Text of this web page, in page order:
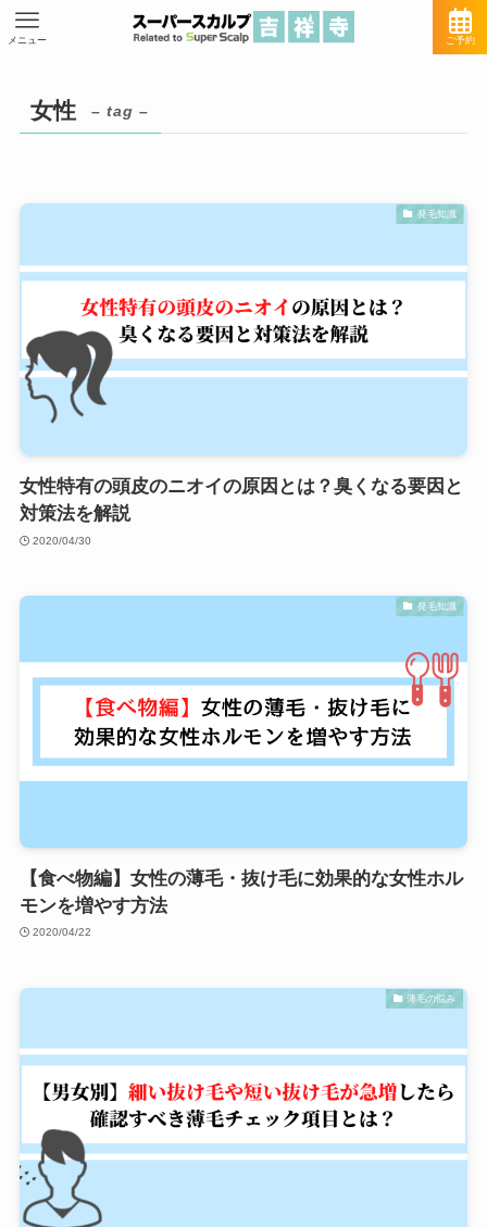
ご予約
メニュー
女性 – tag –
発毛知識
女性特有の頭皮のニオイの原因とは？臭くなる要因と
対策法を解説
2020/04/30
発毛知識
【食べ物編】女性の薄毛・抜け毛に効果的な女性ホル
モンを増やす方法
2020/04/22
薄毛の悩み